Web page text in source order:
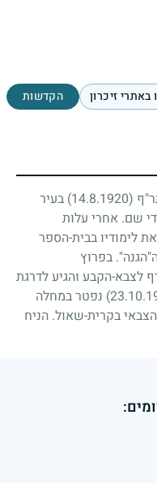
זיכרון הקדשות
(14.8.1920)
בעיר
שם. אחרי עלות
לימודיו בבית-הספר
בפרוץ
הקבע והגיע לדרגת
נפטר במחלה
בקרית-שאול. הניח